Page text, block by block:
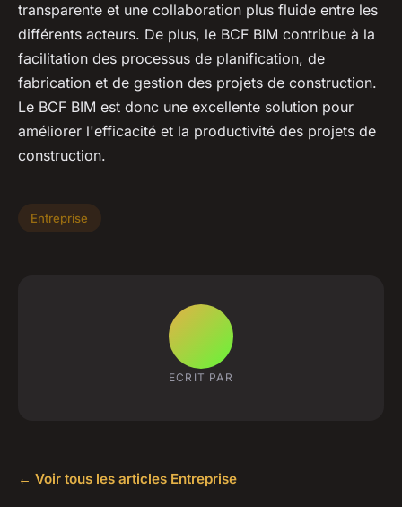
transparente et une collaboration plus fluide entre les
différents acteurs. De plus, le BCF BIM contribue à la
facilitation des processus de planification, de
fabrication et de gestion des projets de construction.
Le BCF BIM est donc une excellente solution pour
améliorer l'efficacité et la productivité des projets de
construction.
Entreprise
ECRIT PAR
← Voir tous les articles Entreprise